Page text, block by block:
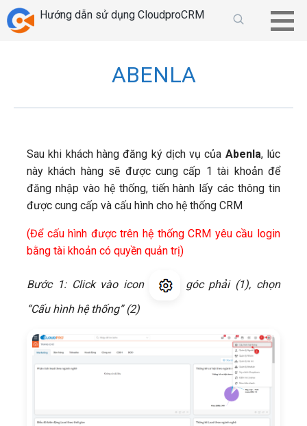
Chuyển
tới
Hướng dẫn sử dụng CloudproCRM
ABENLA
Sau khi khách hàng đăng ký dịch vụ của Abenla, lúc
này khách hàng sẽ được cung cấp 1 tài khoản để
đăng nhập vào hệ thống, tiến hành lấy các thông tin
được cung cấp và cấu hình cho hệ thống CRM
(Để cấu hình được trên hệ thống CRM yêu cầu login
bằng tài khoản có quyền quản trị)
Bước 1: Click vào icon
góc phải (1), chọn
“Cấu hình hệ thống” (2)